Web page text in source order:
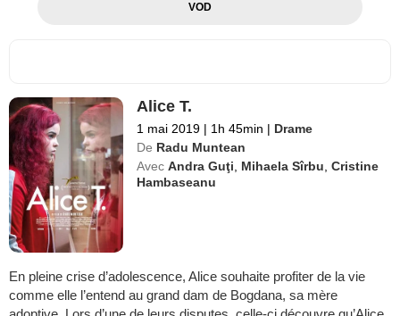
VOD
Alice T.
1 mai 2019 | 1h 45min | Drame
De Radu Muntean
Avec Andra Guţi Mihaela Sîrbu ,Cristine
Hambaseanu
En pleine crise d’adolescence, Alice souhaite profiter de la vie
comme elle l’entend au grand dam de Bogdana, sa mère